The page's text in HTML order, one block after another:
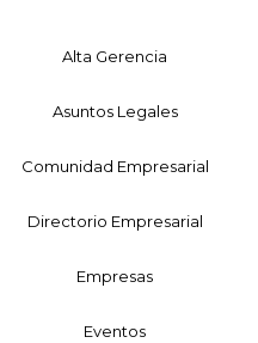
Alta Gerencia
Asuntos Legales
Comunidad Empresarial
Directorio Empresarial
Empresas
Eventos